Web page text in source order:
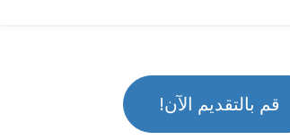
قم بالتقديم الآن!